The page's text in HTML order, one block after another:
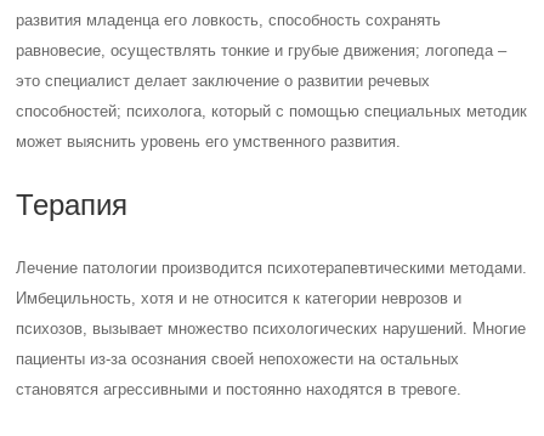
развития младенца его ловкость, способность сохранять
равновесие, осуществлять тонкие и грубые движения; логопеда –
это специалист делает заключение о развитии речевых
способностей; психолога, который с помощью специальных методик
может выяснить уровень его умственного развития.
Терапия
Лечение патологии производится психотерапевтическими методами.
Имбецильность, хотя и не относится к категории неврозов и
психозов, вызывает множество психологических нарушений. Многие
пациенты из-за осознания своей непохожести на остальных
становятся агрессивными и постоянно находятся в тревоге.